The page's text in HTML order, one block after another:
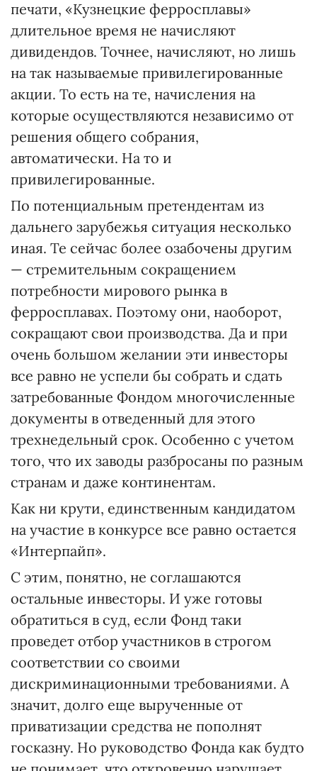
печати, «Кузнецкие ферросплавы»
длительное время не начисляют
дивидендов. Точнее, начисляют, но лишь
на так называемые привилегированные
акции. То есть на те, начисления на
которые осуществляются независимо от
решения общего собрания,
автоматически. На то и
привилегированные.
По потенциальным претендентам из
дальнего зарубежья ситуация несколько
иная. Те сейчас более озабочены другим
— стремительным сокращением
потребности мирового рынка в
ферросплавах. Поэтому они, наоборот,
сокращают свои производства. Да и при
очень большом желании эти инвесторы
все равно не успели бы собрать и сдать
затребованные Фондом многочисленные
документы в отведенный для этого
трехнедельный срок. Особенно с учетом
того, что их заводы разбросаны по разным
странам и даже континентам.
Как ни крути, единственным кандидатом
на участие в конкурсе все равно остается
«Интерпайп».
С этим, понятно, не соглашаются
остальные инвесторы. И уже готовы
обратиться в суд, если Фонд таки
проведет отбор участников в строгом
соответствии со своими
дискриминационными требованиями. А
значит, долго еще вырученные от
приватизации средства не пополнят
госказну. Но руководство Фонда как будто